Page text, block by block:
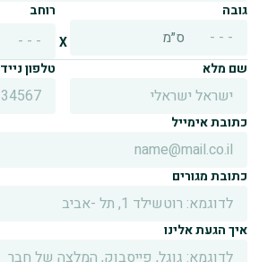
גובה
ס״מ X
רוחב
שם מלא טלפון נייד
כתובת אימייל
כתובת מגורים
איך הגעת אלינו